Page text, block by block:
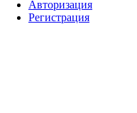
Авторизация
Регистрация